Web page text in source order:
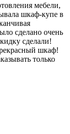
мебели,
шкаф-купе в
сделано очень
сделали!
шкаф!
только